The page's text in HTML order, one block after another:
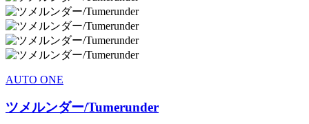
AUTO ONE
ツメルンダー/Tumerunder